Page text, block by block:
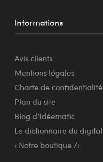
Informations
Avis clients
Mentions légales
Charte de confidentialité
Plan du site
Blog d’Idéematic
Le dictionnaire du digital
‹ Notre boutique /›